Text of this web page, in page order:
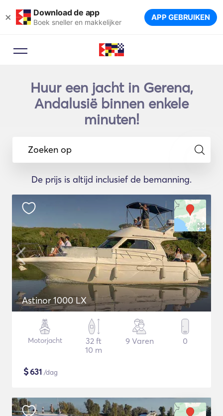
× Download de app
Boek sneller en makkelijker APP GEBRUIKEN
Huur een jacht in Gerena,
Andalusië binnen enkele
minuten!
Zoeken op
De prijs is altijd inclusief de bemanning.
Astinor 1000 LX
Motorjacht
32 ft
10 m
9 Varen 0
$631 /dag